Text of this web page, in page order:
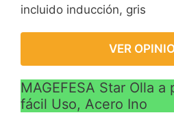
incluido inducción, gris
VER
MAGEFESA Star Olla a
fácil Uso, Acero Ino